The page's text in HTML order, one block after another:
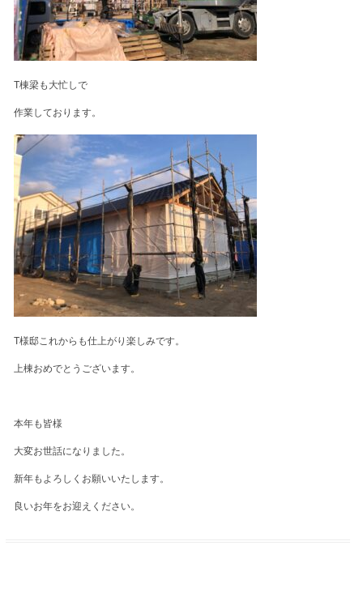
T棟梁も大忙しで
作業しております。
T様邸これからも仕上がり楽しみです。
上棟おめでとうございます。
本年も皆様
大変お世話になりました。
新年もよろしくお願いいたします。
良いお年をお迎えください。